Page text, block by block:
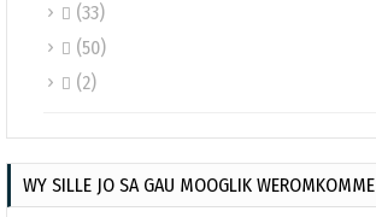
 (33)
 (50)
 (2)
WY SILLE JO SA GAU MOOGLIK WEROMKOMME